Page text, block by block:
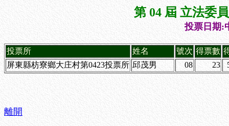
第 04 屆 立法委
投票日期:
投票所 姓名 號次 得票數
屏東縣枋寮鄉大庄村第0423投票所 邱茂男 08 23
離開